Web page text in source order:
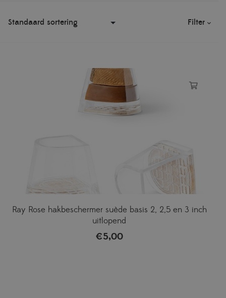
Filter
Ray Rose hakbeschermer suède basis 2, 2,5 en 3 inch
uitlopend
€5,00